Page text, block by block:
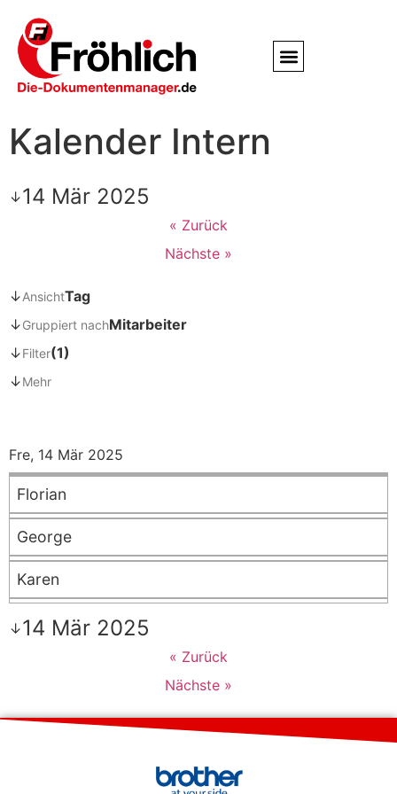
Kalender Intern
↓14 Mär 2025
« Zurück
Nächste »
↓AnsichtTag
↓Gruppiert nachMitarbeiter
↓Filter(1)
↓Mehr
Fre, 14 Mär 2025
Florian
George
Karen
↓14 Mär 2025
« Zurück
Nächste »